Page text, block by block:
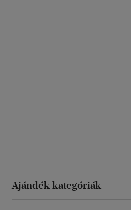
Ajándék kategóriák